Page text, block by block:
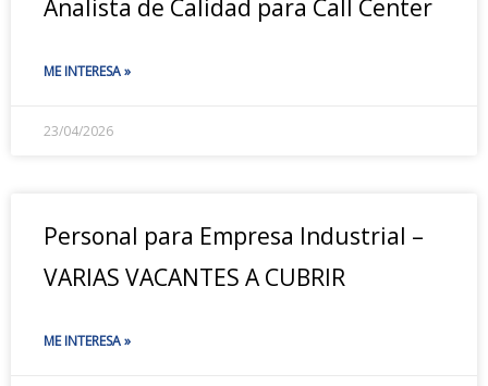
Analista de Calidad para Call Center
ME INTERESA »
23/04/2026
Personal para Empresa Industrial –
VARIAS VACANTES A CUBRIR
ME INTERESA »